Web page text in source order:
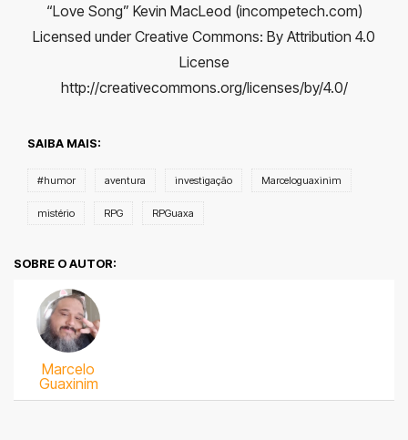
“Love Song” Kevin MacLeod (incompetech.com)
Licensed under Creative Commons: By Attribution 4.0
License
http://creativecommons.org/licenses/by/4.0/
SAIBA MAIS:
#humor aventura investigação Marceloguaxinim
mistério RPG RPGuaxa
SOBRE O AUTOR:
Marcelo
Guaxinim